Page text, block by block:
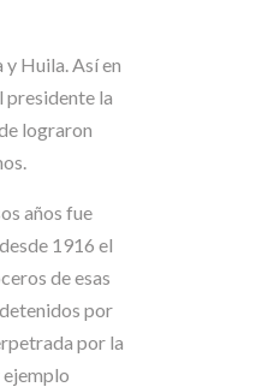
Huila. Así en
presidente la
lograron
años fue
1916 el
de esas
por
por la
ejemplo